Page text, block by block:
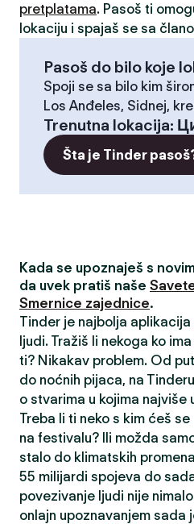
pretplatama. Pasoš ti
lokaciju i spajaš se sa
Pasoš do bilo koje
Spoji se sa bilo kim
Los Anđeles, Sidnej,
Trenutna lokacija:
Šta je Tinder
Kada se upoznaješ s
da uvek pratiš naše
Smernice zajednice.
Tinder je najbolja
ljudi. Tražiš li nekoga ko
ti? Nikakav problem. Od
do noćnih pijaca, na
o stvarima u kojima najviše
Treba li ti neko s kim ćeš
na festivalu? Ili možda
stalo do klimatskih
55 milijardi spojeva do
povezivanje ljudi nije
onlajn upoznavanjem sada